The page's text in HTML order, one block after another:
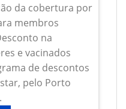
da cobertura por
membros
na
e vacinados
de descontos
pelo Porto